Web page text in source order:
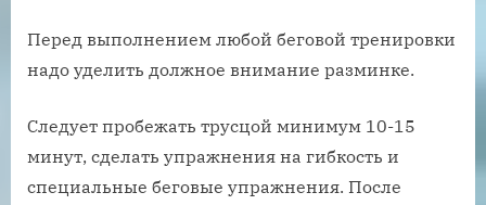
Перед выполнением любой беговой тренировки
надо уделить должное внимание разминке.
Следует пробежать трусцой минимум 10-15
минут, сделать упражнения на гибкость и
специальные беговые упражнения. После